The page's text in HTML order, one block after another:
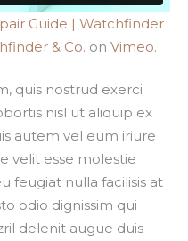
Guide | Watchfinder
& Co. on Vimeo.
quis nostrud exerci
nisl ut aliquip ex
autem vel eum iriure
velit esse molestie
feugiat nulla facilisis at
odio dignissim qui
delenit augue duis